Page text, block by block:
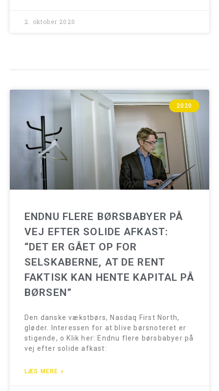
2. oktober 2020
2020
ENDNU FLERE BØRSBABYER PÅ
VEJ EFTER SOLIDE AFKAST:
“DET ER GÅET OP FOR
SELSKABERNE, AT DE RENT
FAKTISK KAN HENTE KAPITAL PÅ
BØRSEN”
Den danske vækstbørs, Nasdaq First North,
gløder. Interessen for at blive børsnoteret er
stigende, o Klik her: Endnu flere børsbabyer på
vej efter solide afkast:
LÆS MERE »